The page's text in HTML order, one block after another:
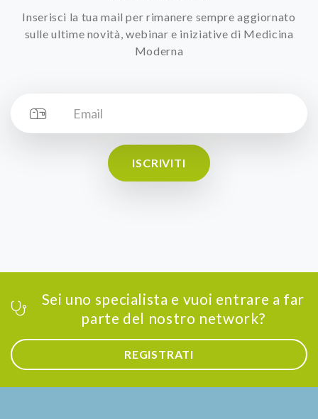
Inserisci la tua mail per rimanere sempre aggiornato
sulle ultime novità, webinar e iniziative di Medicina
Moderna
ISCRIVITI
Sei uno specialista e vuoi entrare a far
parte del nostro network?
REGISTRATI